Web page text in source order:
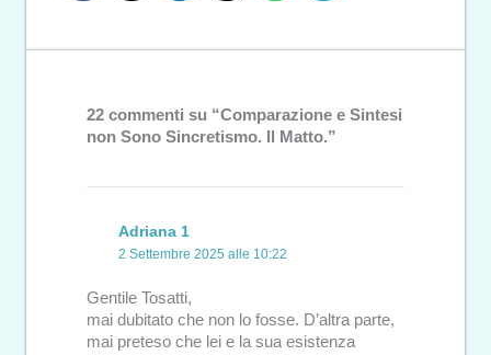
22 commenti su “Comparazione e Sintesi
non Sono Sincretismo. Il Matto.”
Adriana 1
2 Settembre 2025 alle 10:22
Gentile Tosatti,
mai dubitato che non lo fosse. D’altra parte,
mai preteso che lei e la sua esistenza